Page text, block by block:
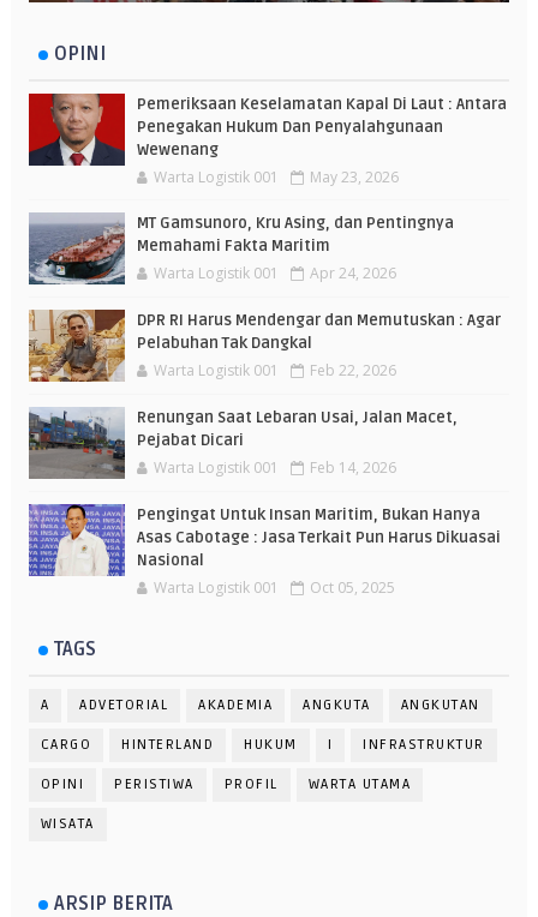
OPINI
Pemeriksaan Keselamatan Kapal Di Laut : Antara
Penegakan Hukum Dan Penyalahgunaan
Wewenang
Warta Logistik 001 May 23, 2026
MT Gamsunoro, Kru Asing, dan Pentingnya
Memahami Fakta Maritim
Warta Logistik 001 Apr 24, 2026
DPR RI Harus Mendengar dan Memutuskan : Agar
Pelabuhan Tak Dangkal
Warta Logistik 001 Feb 22, 2026
Renungan Saat Lebaran Usai, Jalan Macet,
Pejabat Dicari
Warta Logistik 001 Feb 14, 2026
Pengingat Untuk Insan Maritim, Bukan Hanya
Asas Cabotage : Jasa Terkait Pun Harus Dikuasai
Nasional
Warta Logistik 001 Oct 05, 2025
TAGS
A ADVETORIAL AKADEMIA ANGKUTA ANGKUTAN
CARGO HINTERLAND HUKUM I INFRASTRUKTUR
OPINI PERISTIWA PROFIL WARTA UTAMA
WISATA
ARSIP BERITA